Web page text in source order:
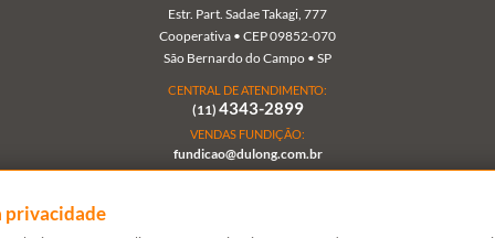
Estr. Part. Sadae Takagi, 777
Cooperativa • CEP 09852-070
São Bernardo do Campo • SP
CENTRAL DE ATENDIMENTO:
(11) 4343-2899
VENDAS FUNDIÇÃO:
fundicao@dulong.com.br
privacidade